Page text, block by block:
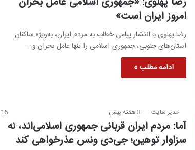
امروز ایران است»
رضا پهلوی با انتشار پیامی خطاب به مردم ایران، به‌ویژه ساکنان
استان‌های جنوبی، جمهوری اسلامی را تنها عامل بحران و…
ادامه مطلب »
مدیر سایت 3 هفته پیش 16
آما: مردم ایران قربانی جمهوری اسلامی‌اند، نه
سزاوار توهین؛ جی‌دی ونس عذرخواهی کند